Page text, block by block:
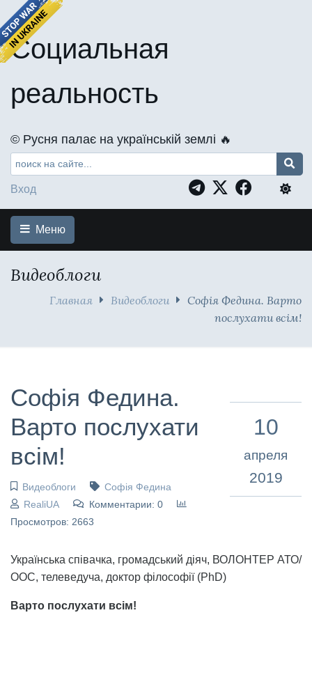
Социальная
реальность
©️ Русня палає на українській землі 🔥
Вход
Меню
Видеоблоги
Главная Видеоблоги
Софія Федина. Варто
послухати всім!
Софія Федина.
Варто послухати
всім!
Видеоблоги
Софія Федина
RealiUA
Комментарии: 0
Просмотров: 2663
10
апреля
2019
Українська співачка, громадський діяч, ВОЛОНТЕР АТО/
ООС, телеведуча, доктор філософії (PhD)
Варто послухати всім!